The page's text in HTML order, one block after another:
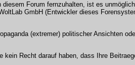
Forum fernzuhalten, ist es
GmbH (Entwickler dieses
(extremer) politischer Ansichten
Recht darauf haben, dass Ihre